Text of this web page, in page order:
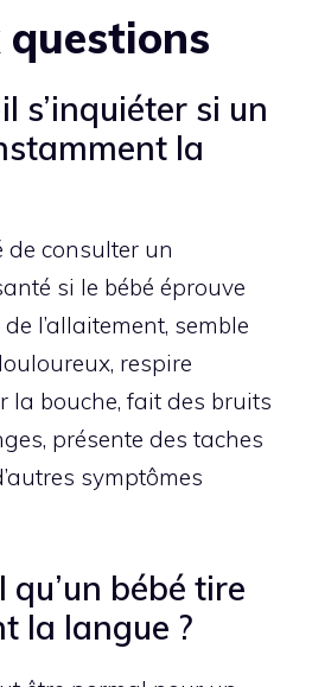
questions
s’inquiéter si un
la
de consulter un
si le bébé éprouve
l’allaitement, semble
respire
la bouche, fait des bruits
présente des taches
symptômes
bébé tire
la langue ?